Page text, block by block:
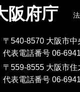
阪府庁
〒540-8570 大阪市中
代表電話番号 06-
〒559-8555 大阪市
代表電話番号 06-